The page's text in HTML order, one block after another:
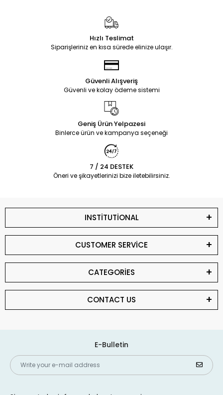
Hızlı Teslimat
Siparişleriniz en kısa sürede elinize ulaşır.
Güvenli Alışveriş
Güvenli ve kolay ödeme sistemi
Geniş Ürün Yelpazesi
Binlerce ürün ve kampanya seçeneği
7 / 24 DESTEK
Öneri ve şikayetlerinizi bize iletebilirsiniz.
INSTİTUTİONAL
CUSTOMER SERVİCE
CATEGORİES
CONTACT US
E-Bulletin